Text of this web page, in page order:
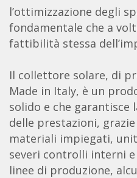
l’ottimizzazione degli
fondamentale che a
fattibilità stessa
Il collettore solare, di
Made in Italy, è un
solido e che garantisce
delle prestazioni,
materiali impiegati,
severi controlli interni
linee di produzione,